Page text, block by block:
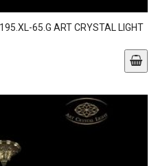
65.G ART CRYSTAL LIGHT